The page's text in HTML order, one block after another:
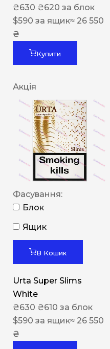
₴630 ₴620 за блок
$590 за ящик≈ 26 550
₴
Купити
Акція
Фасування:
Блок
Ящик
В Кошик
Urta Super Slims
White
₴630 ₴610 за блок
$590 за ящик≈ 26 550
₴